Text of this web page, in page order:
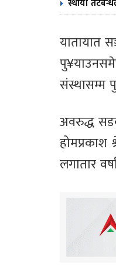
स्थायी
यातायात
संस्थासम्म
अवरुद्ध
लगातार